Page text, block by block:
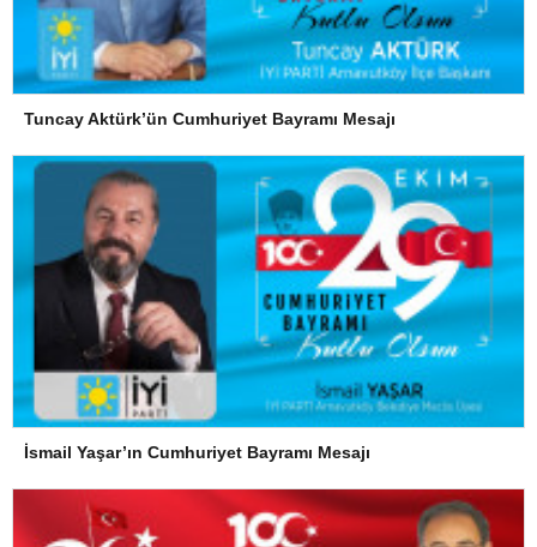
Tuncay Aktürk’ün Cumhuriyet Bayramı Mesajı
İsmail Yaşar’ın Cumhuriyet Bayramı Mesajı